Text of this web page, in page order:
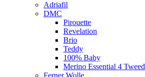
Adriafil
DMC
Pirouette
Revelation
Brio
Teddy
100% Baby
Merino Essential 4 Tweed
Ferner Wolle